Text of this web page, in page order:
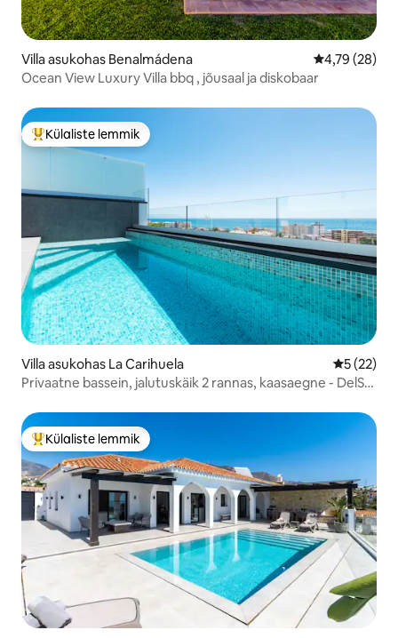
Villa asukohas Benalmádena Keskmine
4,79 (28)
Ocean View Luxury Villa bbq , jõusaal ja diskobaar
Külaliste suur lemmik
Külaliste lemmik
Villa asukohas La Carihuela Keskmine
5 (22)
Privaatne bassein, jalutuskäik 2 rannas, kaasaegne - DelSol
Külaliste suur lemmik
Külaliste lemmik